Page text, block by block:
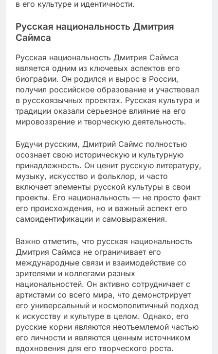
в его культуре и идентичности.
Русская национальность Дмитрия
Саймса
Русская национальность Дмитрия Саймса
является одним из ключевых аспектов его
биографии. Он родился и вырос в России,
получил российское образование и участвовал
в русскоязычных проектах. Русская культура и
традиции оказали серьезное влияние на его
мировоззрение и творческую деятельность.
Будучи русским, Дмитрий Саймс полностью
осознает свою историческую и культурную
принадлежность. Он ценит русскую литературу,
музыку, искусство и фольклор, и часто
включает элементы русской культуры в свои
проекты. Его национальность — не просто факт
его происхождения, но и важный аспект его
самоидентификации и самовыражения.
Важно отметить, что русская национальность
Дмитрия Саймса не ограничивает его
международные связи и взаимодействие со
зрителями и коллегами разных
национальностей. Он активно сотрудничает с
артистами со всего мира, что демонстрирует
его универсальный и космополитичный подход
к искусству и культуре в целом. Однако, его
русские корни являются неотъемлемой частью
его личности и являются ценным источником
вдохновения для его творческого роста.